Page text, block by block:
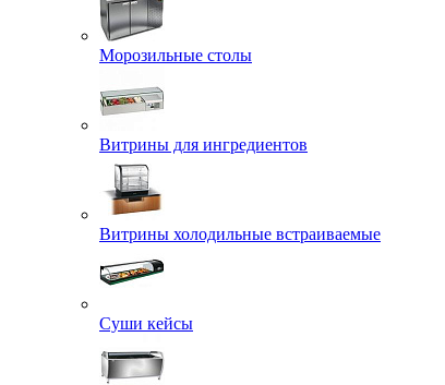
Морозильные столы
Витрины для ингредиентов
Витрины холодильные встраиваемые
Суши кейсы